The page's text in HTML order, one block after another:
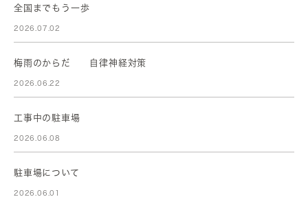
全国までもう一歩
2026.07.02
梅雨のからだ 自律神経対策
2026.06.22
工事中の駐車場
2026.06.08
駐車場について
2026.06.01